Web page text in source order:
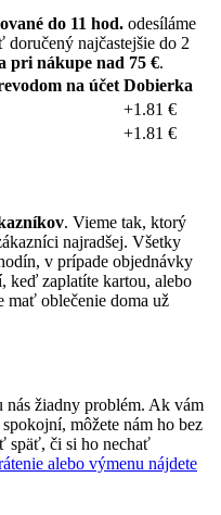
do 11 hod. odesíláme
najčastejšie do 2
pri nákupe nad 75 €.
na účet Dobierka
+1.81 €
+1.81 €
. Vieme tak, ktorý
najradšej. Všetky
v prípade objednávky
keď zaplatíte kartou, alebo
mať oblečenie doma už
nás žiadny problém. Ak vám
môžete nám ho bez
späť, či si ho nechať
alebo výmenu nájdete